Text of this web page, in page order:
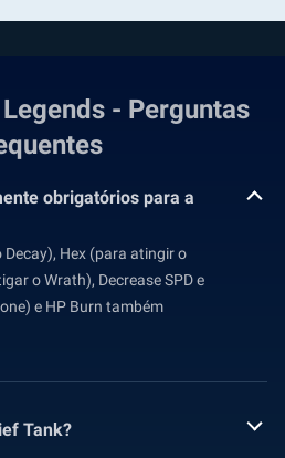
- Perguntas
obrigatórios para a
Hex (para atingir o
o Wrath), Decrease SPD e
e HP Burn também
Tank?